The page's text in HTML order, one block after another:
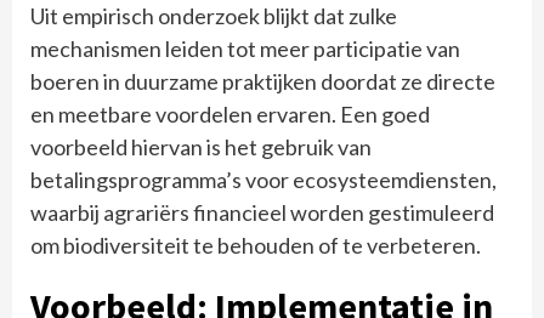
Uit empirisch onderzoek blijkt dat zulke
mechanismen leiden tot meer participatie van
boeren in duurzame praktijken doordat ze directe
en meetbare voordelen ervaren. Een goed
voorbeeld hiervan is het gebruik van
betalingsprogramma’s voor ecosysteemdiensten,
waarbij agrariërs financieel worden gestimuleerd
om biodiversiteit te behouden of te verbeteren.
Voorbeeld: Implementatie in